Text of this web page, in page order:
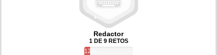
Redactor
1 DE 9 RETOS
12%